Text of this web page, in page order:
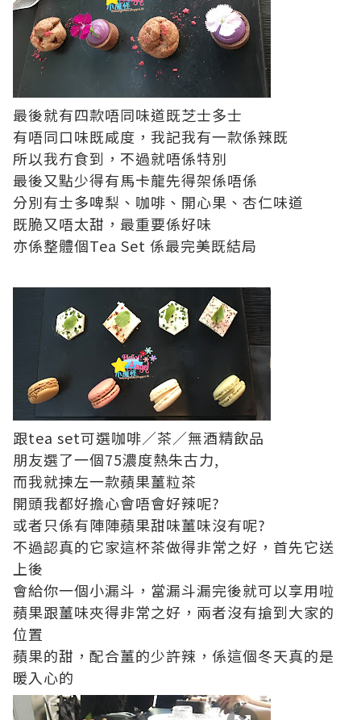
最後就有四款唔同味道既芝士多士
有唔同口味既咸度，我記我有一款係辣既
所以我冇食到，不過就唔係特別
最後又點少得有馬卡龍先得架係唔係
分別有士多啤梨、咖啡、開心果、杏仁味道
既脆又唔太甜，最重要係好味
亦係整體個Tea Set 係最完美既結局
跟tea set可選咖啡／茶／無酒精飲品
朋友選了一個75濃度熱朱古力,
而我就揀左一款蘋果薑粒茶
開頭我都好擔心會唔會好辣呢?
或者只係有陣陣蘋果甜味薑味沒有呢?
不過認真的它家這杯茶做得非常之好，首先它送
上後
會給你一個小漏斗，當漏斗漏完後就可以享用啦
蘋果跟薑味夾得非常之好，兩者沒有搶到大家的
位置
蘋果的甜，配合薑的少許辣，係這個冬天真的是
暖入心的